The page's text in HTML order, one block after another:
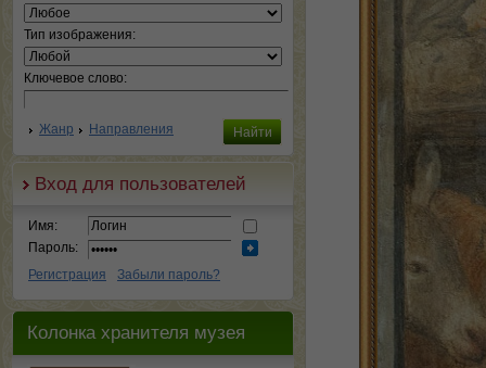
Тип изображения:
Ключевое слово:
Жанр Направления
Вход для пользователей
Имя:
Пароль:
Регистрация
Забыли пароль?
Колонка хранителя музея